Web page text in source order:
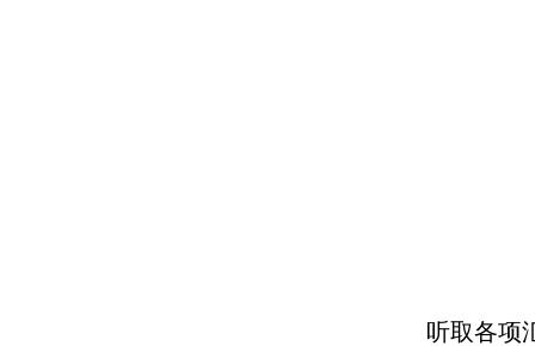
听取各项